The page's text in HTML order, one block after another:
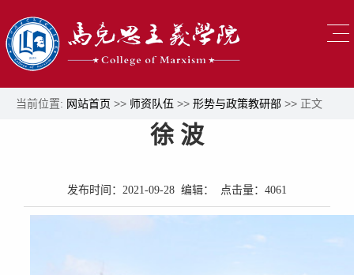
当前位置: 网站首页 >> 师资队伍 >> 形势与政策教研部 >> 正文
徐 波
发布时间：2021-09-28 编辑： 点击量： 4061